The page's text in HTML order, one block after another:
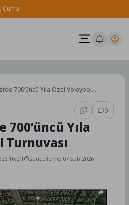
Cuma
700’üncü Yıla Özel Voleybol
0
700’üncü Yıla
Turnuvası
16:21
Güncelleme: 07 Şub 2026